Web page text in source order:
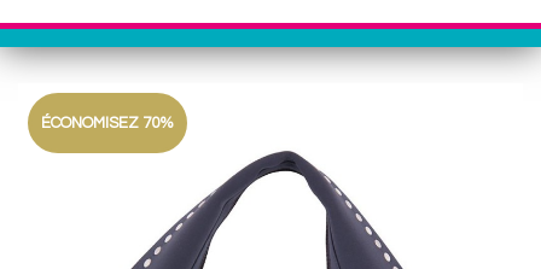
ÉCONOMISEZ 70%